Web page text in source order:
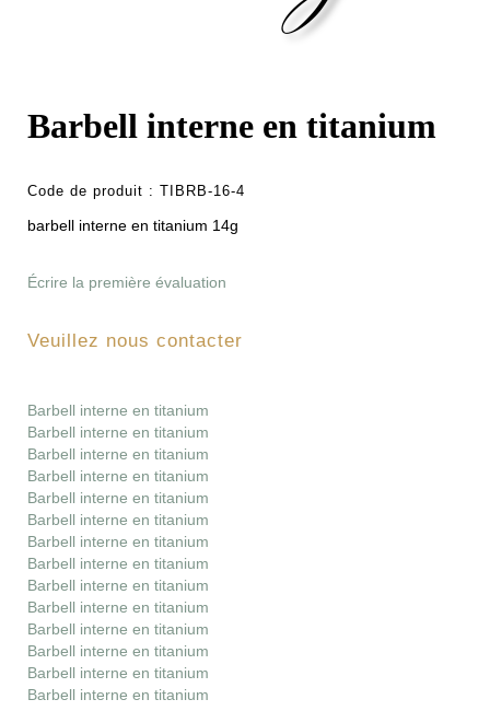
Barbell interne en titanium
Code de produit : TIBRB-16-4
barbell interne en titanium 14g
Écrire la première évaluation
Veuillez nous contacter
Barbell interne en titanium
Barbell interne en titanium
Barbell interne en titanium
Barbell interne en titanium
Barbell interne en titanium
Barbell interne en titanium
Barbell interne en titanium
Barbell interne en titanium
Barbell interne en titanium
Barbell interne en titanium
Barbell interne en titanium
Barbell interne en titanium
Barbell interne en titanium
Barbell interne en titanium